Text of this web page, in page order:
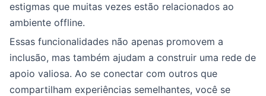
estigmas que muitas vezes estão relacionados ao
ambiente offline.
Essas funcionalidades não apenas promovem a
inclusão, mas também ajudam a construir uma rede de
apoio valiosa. Ao se conectar com outros que
compartilham experiências semelhantes, você se